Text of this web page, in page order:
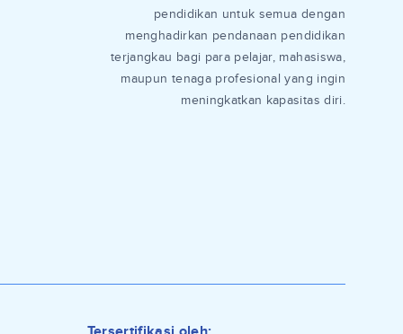
pendidikan untuk semua dengan
menghadirkan pendanaan pendidikan
terjangkau bagi para pelajar, mahasiswa,
maupun tenaga profesional yang ingin
meningkatkan kapasitas diri.